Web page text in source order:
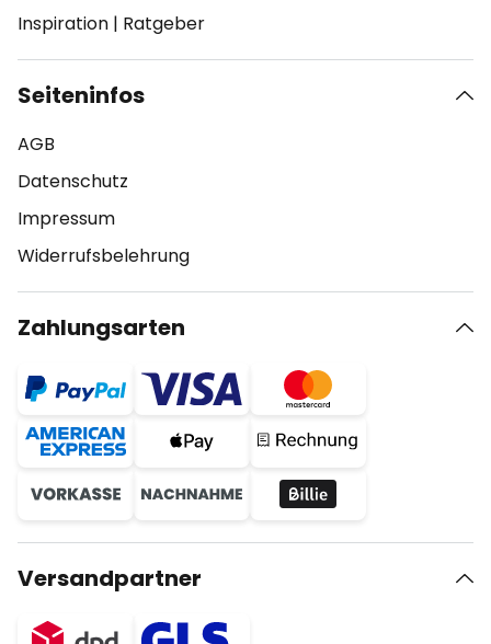
Inspiration | Ratgeber
Seiteninfos
AGB
Datenschutz
Impressum
Widerrufsbelehrung
Zahlungsarten
Versandpartner